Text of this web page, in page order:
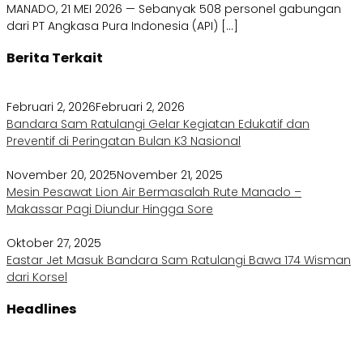
MANADO, 21 MEI 2026 — Sebanyak 508 personel gabungan
dari PT Angkasa Pura Indonesia (API) […]
Berita Terkait
Februari 2, 2026Februari 2, 2026
Bandara Sam Ratulangi Gelar Kegiatan Edukatif dan
Preventif di Peringatan Bulan K3 Nasional
November 20, 2025November 21, 2025
Mesin Pesawat Lion Air Bermasalah Rute Manado –
Makassar Pagi Diundur Hingga Sore
Oktober 27, 2025
Eastar Jet Masuk Bandara Sam Ratulangi Bawa 174 Wisman
dari Korsel
Headlines